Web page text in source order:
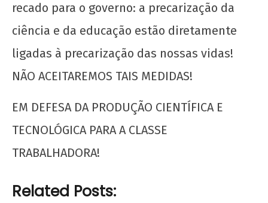
recado para o governo: a precarização da
ciência e da educação estão diretamente
ligadas à precarização das nossas vidas!
NÃO ACEITAREMOS TAIS MEDIDAS!
EM DEFESA DA PRODUÇÃO CIENTÍFICA E
TECNOLÓGICA PARA A CLASSE
TRABALHADORA!
Related Posts: